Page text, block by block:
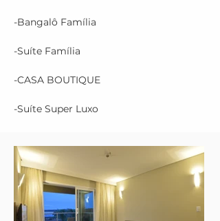
-Bangalô Família
-Suíte Família
-CASA BOUTIQUE
-Suíte Super Luxo